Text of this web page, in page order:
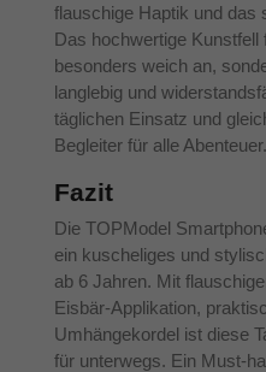
flauschige Haptik und das
Das hochwertige Kunstfell
besonders weich an,
langlebig und
täglichen Einsatz und
Begleiter für alle Abenteuer.
Fazit
Die TOPModel
ein kuscheliges und
ab 6 Jahren. Mit
Eisbär-Applikation,
Umhängekordel ist diese
für unterwegs. Ein Must-